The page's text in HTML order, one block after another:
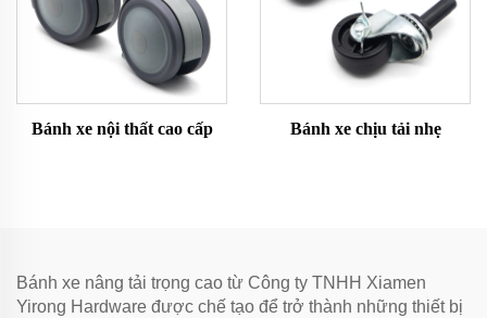
Bánh xe nội thất cao cấp Bánh xe chịu tải nhẹ
Bánh xe nâng tải trọng cao từ Công ty TNHH Xiamen
Yirong Hardware được chế tạo để trở thành những thiết bị